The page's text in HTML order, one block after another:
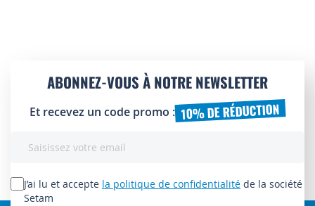
ABONNEZ-VOUS À NOTRE NEWSLETTER
Et recevez un code promo : 10% DE RÉDUCTION
lettre
d’information
J’ai lu et accepte la politique de confidentialité de la société
Setam